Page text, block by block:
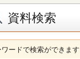
資料検索
ワードで検索ができます